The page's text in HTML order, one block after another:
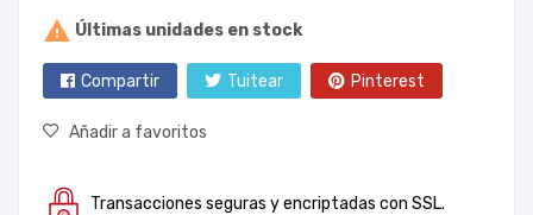
 Últimas unidades en stock
Compartir Tuitear Pinterest
Añadir a favoritos
Transacciones seguras y encriptadas con SSL.